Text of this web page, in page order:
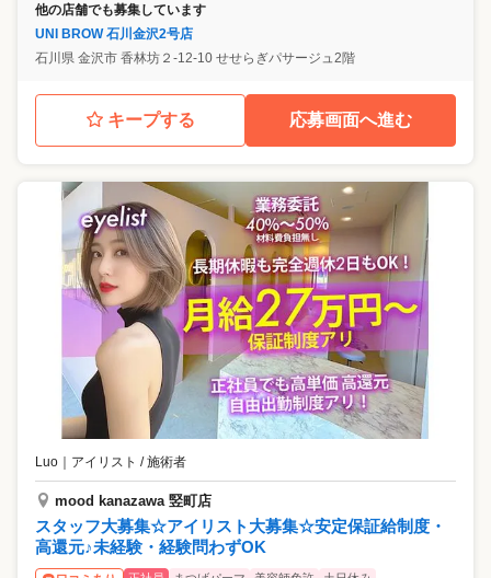
他の店舗でも募集しています
UNI BROW 石川金沢2号店
石川県 金沢市 香林坊２-12-10 せせらぎパサージュ2階
キープする 応募画面へ進む
Luo ｜ アイリスト / 施術者
mood kanazawa 竪町店
スタッフ大募集☆アイリスト大募集☆安定保証給制度・
高還元♪未経験・経験問わずOK